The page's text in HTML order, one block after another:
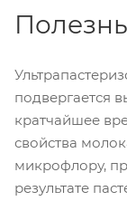
подвергается
кратчайшее
свойства
микрофлору,
результате